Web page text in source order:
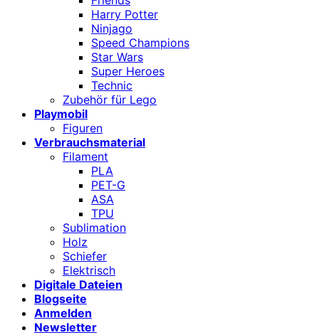
Harry Potter
Ninjago
Speed Champions
Star Wars
Super Heroes
Technic
Zubehör für Lego
Playmobil
Figuren
Verbrauchsmaterial
Filament
PLA
PET-G
ASA
TPU
Sublimation
Holz
Schiefer
Elektrisch
Digitale Dateien
Blogseite
Anmelden
Newsletter